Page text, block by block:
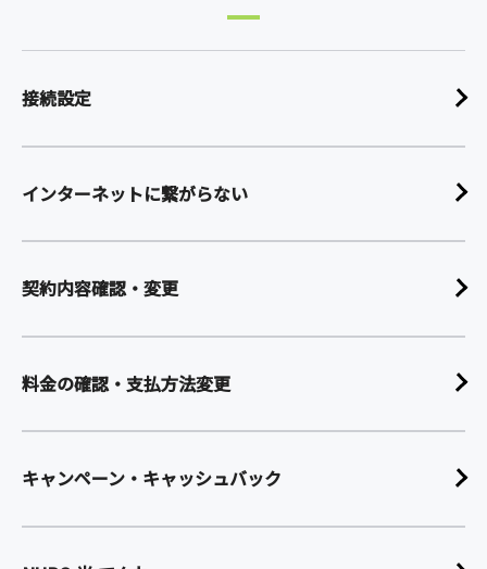
接続設定
インターネットに繋がらない
契約内容確認・変更
料金の確認・支払方法変更
キャンペーン・キャッシュバック